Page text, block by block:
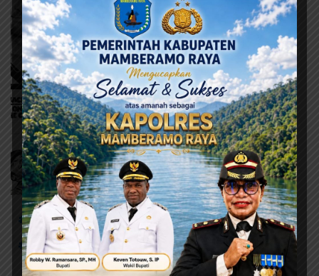
# Hewan Kurban
# Masjid Agung Al-Aqsha
# Panitia Idul Adha
# Sentani